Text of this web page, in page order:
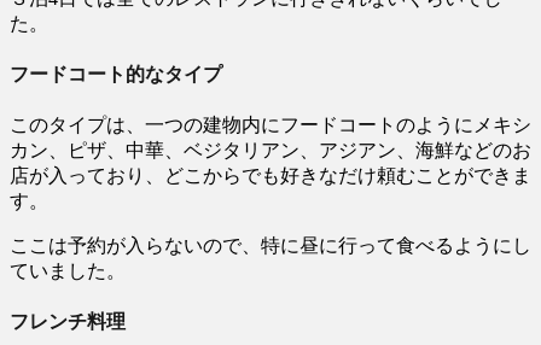
た。
フードコート的なタイプ
このタイプは、一つの建物内にフードコートのようにメキシ
カン、ピザ、中華、ベジタリアン、アジアン、海鮮などのお
店が入っており、どこからでも好きなだけ頼むことができま
す。
ここは予約が入らないので、特に昼に行って食べるようにし
ていました。
フレンチ料理